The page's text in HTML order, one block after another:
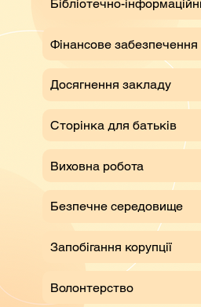
Бібліотечно-
Фінансове забезпечення
Досягнення закладу
Сторінка для батьків
Виховна робота
Безпечне середовище
Запобігання корупції
Волонтерство